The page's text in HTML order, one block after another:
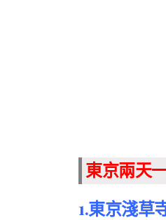
東京兩天
1.東京淺草